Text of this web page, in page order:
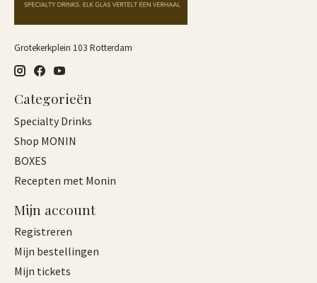
Grotekerkplein 103 Rotterdam
Categorieën
Specialty Drinks
Shop MONIN
BOXES
Recepten met Monin
Mijn account
Registreren
Mijn bestellingen
Mijn tickets